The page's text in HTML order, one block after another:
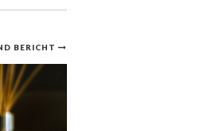
BERICHT